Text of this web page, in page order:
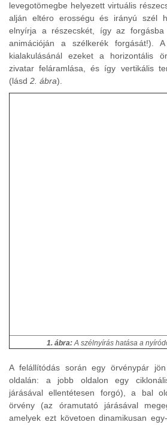
levegotömegbe helyezett virtuális
alján eltéro erosségu és irányú szél
elnyírja a részecskét, így az
animációján a szélkerék forgását!).
kialakulásánál ezeket a horizontális
zivatar feláramlása, és így vertikális
(lásd 2. ábra).
1. ábra:A szélnyírás hatása a
A felállítódás során egy örvénypár
oldalán: a jobb oldalon egy
járásával ellentétesen forgó), a bal
örvény (az óramutató járásával
amelyek ezt követoen dinamikusan